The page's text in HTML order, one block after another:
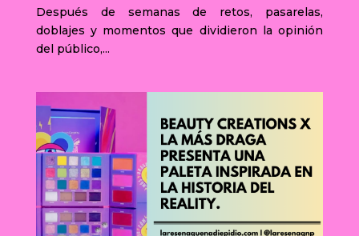
Después de semanas de retos, pasarelas,
doblajes y momentos que dividieron la opinión
del público,...